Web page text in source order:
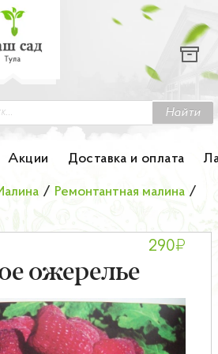
Найти
Акции Доставка и оплата
Японские розы
/ Ремонтантная малина /
ожерелье
290₽